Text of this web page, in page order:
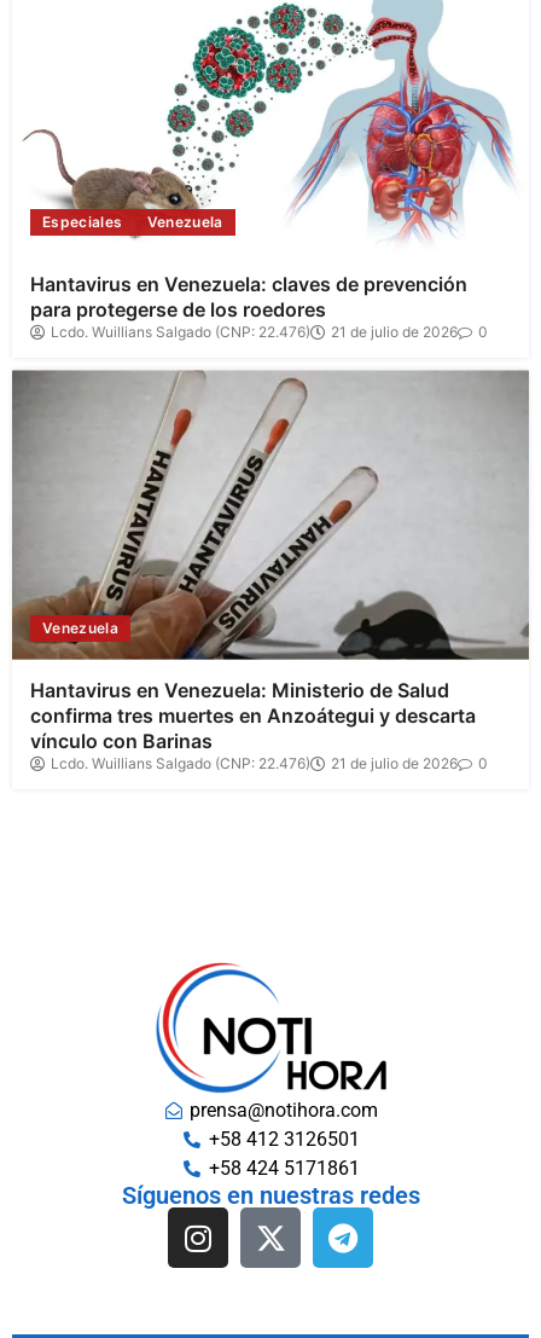
Especiales Venezuela
Hantavirus en Venezuela: claves de prevención
para protegerse de los roedores
Lcdo. Wuillians Salgado (CNP: 22.476) 21 de julio de 2026 0
Venezuela
Hantavirus en Venezuela: Ministerio de Salud
confirma tres muertes en Anzoátegui y descarta
vínculo con Barinas
Lcdo. Wuillians Salgado (CNP: 22.476) 21 de julio de 2026 0
prensa@notihora.com
+58 412 3126501
+58 424 5171861
Síguenos en nuestras redes